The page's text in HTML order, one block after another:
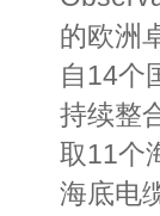
的欧洲
自14个
持续整
取11个
海底电